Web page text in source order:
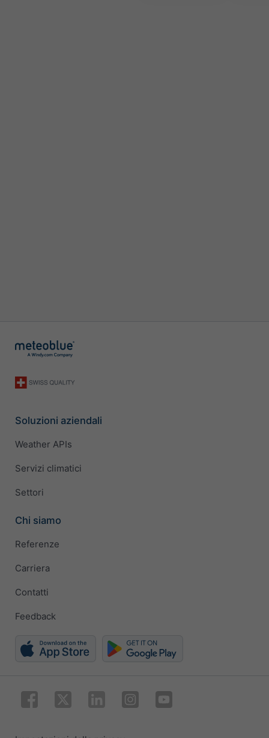
Soluzioni aziendali
Weather APIs
Servizi climatici
Settori
Chi siamo
Referenze
Carriera
Contatti
Feedback